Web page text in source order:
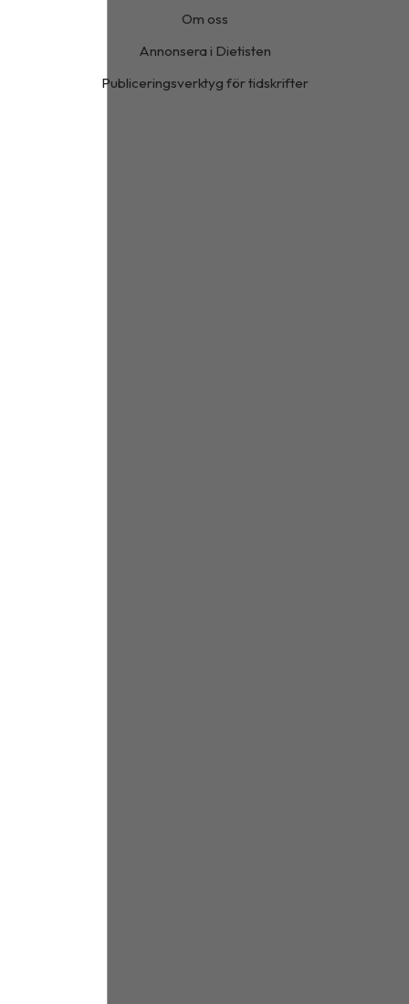
Om oss
Annonsera i Dietisten
Publiceringsverktyg för tidskrifter